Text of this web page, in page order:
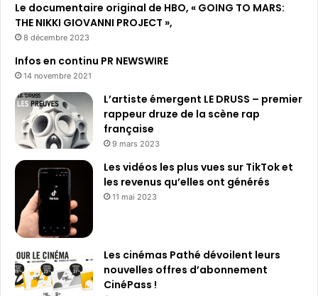
v
o
d
m
e
d
e
s
o
Le documentaire original de HBO, « GOING TO MARS:
THE NIKKI GIOVANNI PROJECT »,
8 décembre 2023
Infos en continu PR NEWSWIRE
14 novembre 2021
L’artiste émergent LE DRUSS – premier
rappeur druze de la scène rap
française
9 mars 2023
Les vidéos les plus vues sur TikTok et
les revenus qu’elles ont générés
11 mai 2023
Les cinémas Pathé dévoilent leurs
nouvelles offres d’abonnement
CinéPass !